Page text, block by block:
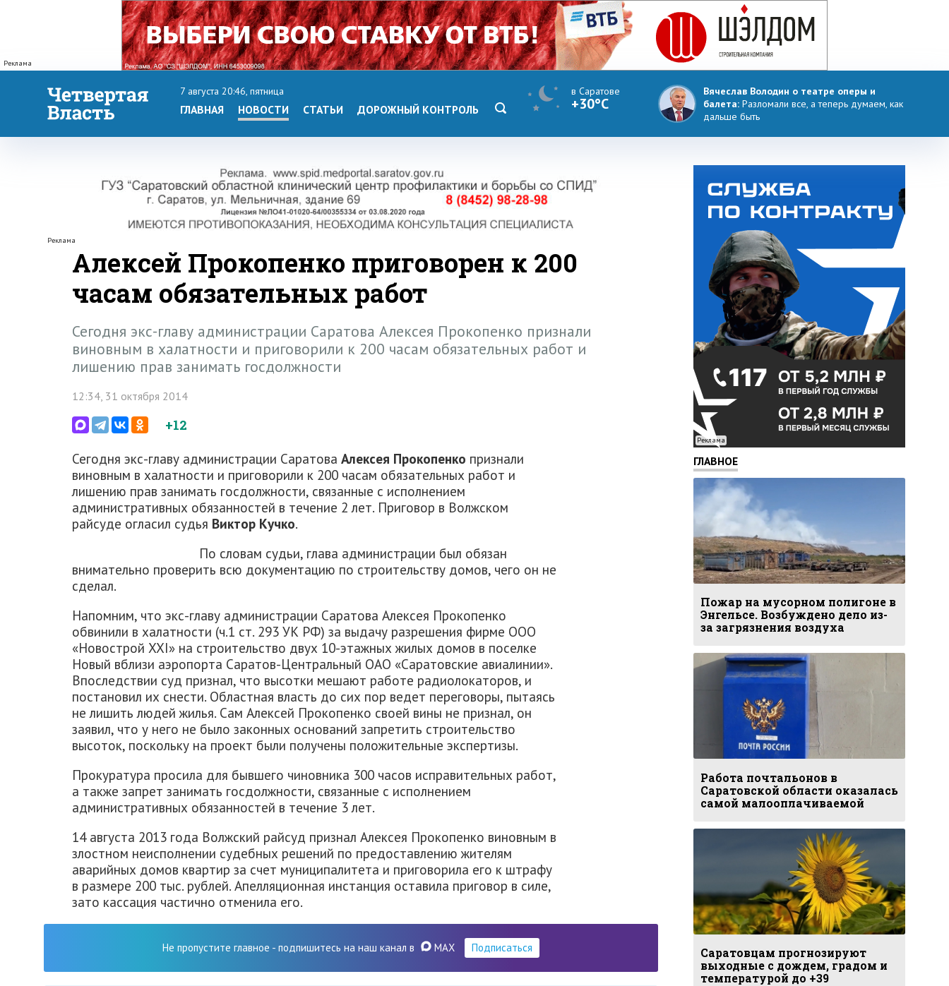
Реклама
7 августа 20:46, пятница
ГЛАВНАЯ НОВОСТИ СТАТЬИ ДОРОЖНЫЙ КОНТРОЛЬ
в Саратове
+30°C
Вячеслав Володин о театре оперы и
балета: Разломали все, а теперь думаем, как
дальше быть
Реклама
Алексей Прокопенко приговорен к 200
часам обязательных работ
Сегодня экс-главу администрации Саратова Алексея Прокопенко признали
виновным в халатности и приговорили к 200 часам обязательных работ и
лишению прав занимать госдолжности
12:34, 31 октября 2014
+12
Сегодня экс-главу администрации Саратова Алексея Прокопенко признали
виновным в халатности и приговорили к 200 часам обязательных работ и
лишению прав занимать госдолжности, связанные с исполнением
административных обязанностей в течение 2 лет. Приговор в Волжском
райсуде огласил судья Виктор Кучко.
По словам судьи, глава администрации был обязан
внимательно проверить всю документацию по строительству домов, чего он не
сделал.
Напомним, что экс-главу администрации Саратова Алексея Прокопенко
обвинили в халатности (ч.1 ст. 293 УК РФ) за выдачу разрешения фирме ООО
«Новострой XXI» на строительство двух 10-этажных жилых домов в поселке
Новый вблизи аэропорта Саратов-Центральный ОАО «Саратовские авиалинии».
Впоследствии суд признал, что высотки мешают работе радиолокаторов, и
постановил их снести. Областная власть до сих пор ведет переговоры, пытаясь
не лишить людей жилья. Сам Алексей Прокопенко своей вины не признал, он
заявил, что у него не было законных оснований запретить строительство
высоток, поскольку на проект были получены положительные экспертизы.
Прокуратура просила для бывшего чиновника 300 часов исправительных работ,
а также запрет занимать госдолжности, связанные с исполнением
административных обязанностей в течение 3 лет.
14 августа 2013 года Волжский райсуд признал Алексея Прокопенко виновным в
злостном неисполнении судебных решений по предоставлению жителям
аварийных домов квартир за счет муниципалитета и приговорила его к штрафу
в размере 200 тыс. рублей. Апелляционная инстанция оставила приговор в силе,
зато кассация частично отменила его.
Не пропустите главное - подпишитесь на наш канал в MAX Подписаться
Реклама
ГЛАВНОЕ
Пожар на мусорном полигоне в
Энгельсе. Возбуждено дело из-
за загрязнения воздуха
Работа почтальонов в
Саратовской области оказалась
самой малооплачиваемой
Саратовцам прогнозируют
выходные с дождем, градом и
температурой до +39